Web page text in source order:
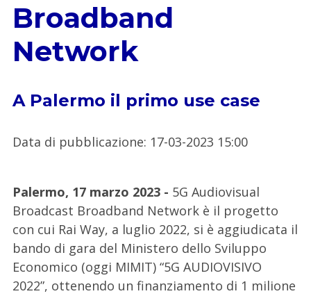
Broadband
Network
A Palermo il primo use case
Data di pubblicazione: 17-03-2023 15:00
Palermo, 17 marzo 2023 - 5G Audiovisual
Broadcast Broadband Network è il progetto
con cui Rai Way, a luglio 2022, si è aggiudicata il
bando di gara del Ministero dello Sviluppo
Economico (oggi MIMIT) “5G AUDIOVISIVO
2022”, ottenendo un finanziamento di 1 milione